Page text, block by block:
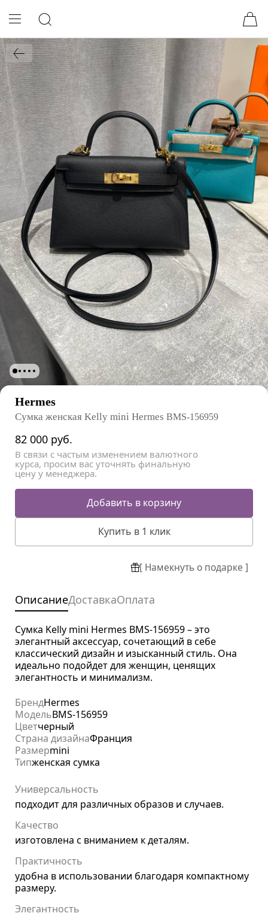
Hermes
Сумка женская Kelly mini Hermes BMS-156959
82 000 руб.
В связи с частым изменением валютного
курса, просим вас уточнять финальную
цену у менеджера.
Добавить в корзину
Купить в 1 клик
[ Намекнуть о подарке ]
ОписаниеДоставкаОплата
Сумка Kelly mini Hermes BMS-156959 – это
элегантный аксессуар, сочетающий в себе
классический дизайн и изысканный стиль. Она
идеально подойдет для женщин, ценящих
элегантность и минимализм.
БрендHermes
МодельBMS-156959
Цветчерный
Страна дизайнаФранция
Размерmini
Типженская сумка
Универсальность
подходит для различных образов и случаев.
Качество
изготовлена с вниманием к деталям.
Практичность
удобна в использовании благодаря компактному
размеру.
Элегантность